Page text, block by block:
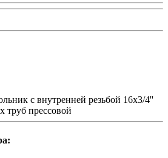
с внутренней резьбой 16x3/4''
труб прессовой